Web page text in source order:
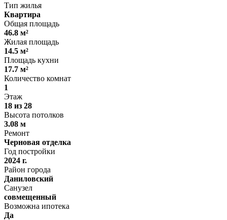
Тип жилья
Квартира
Общая площадь
46.8 м²
Жилая площадь
14.5 м²
Площадь кухни
17.7 м²
Количество комнат
1
Этаж
18 из 28
Высота потолков
3.08 м
Ремонт
Черновая отделка
Год постройки
2024 г.
Район города
Даниловский
Санузел
совмещенный
Возможна ипотека
Да